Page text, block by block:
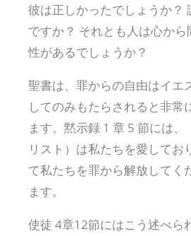
彼は正しかったでしょうか？
ですか？ それとも人は心か
性があるでしょうか？
聖書は、罪からの自由はイエ
してのみもたらされると非常
ます。黙示録 1 章 5 節には、
リスト）は私たちを愛してお
て私たちを罪から解放してく
ます。
使徒 4章12節にはこう述べら